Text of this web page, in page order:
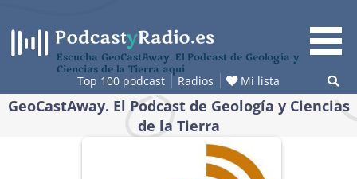
contenido
Escucha GeoCastAway. El Podcast de Geología y
Ciencias de la Tierra aquí
Top 100 podcast Radios Mi lista
GeoCastAway. El Podcast de Geología y Ciencias
de la Tierra